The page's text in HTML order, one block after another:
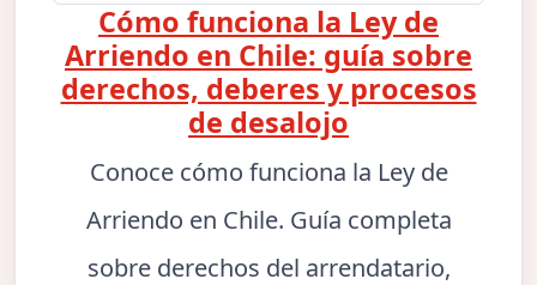
Cómo funciona la Ley de
Arriendo en Chile: guía sobre
derechos, deberes y procesos
de desalojo
Conoce cómo funciona la Ley de
Arriendo en Chile. Guía completa
sobre derechos del arrendatario,